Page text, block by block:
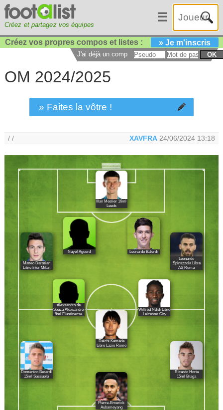
Créez et partagez vos équipes
☰
Créez vos propres compos et listes : » Je m'inscris
J'ai déjà un compte : OK
OM 2024/2025
» Faites la vôtre !
/ / XAVFRA 24/06/2024 13:18
Illan Meslier 16ml
Leeds
Matteo Darmian
Libre Inter Milan
Nayef Aguerd
Leonardo Balerdi
Léonardo
Spinazzola Libre
AS Roma
Alexsandro de
Souza Alexsandro
8ml Fluminense
Wilfred Ndidi Libre
Leicester City
Daichi Kamada
Libre Lazio Rome
Ricardo Horta
15ml Braga
Domenico Berardi
15ml Sassuolo
Pierre-Emerick
Aubameyang